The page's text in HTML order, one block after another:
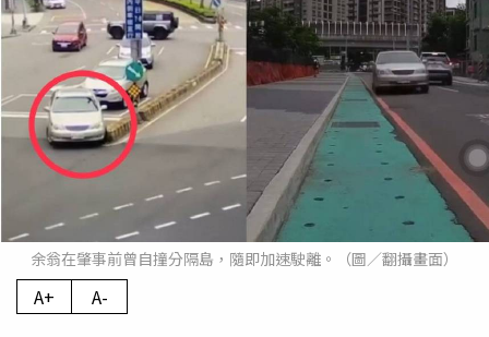
余翁在肇事前曾自撞分隔島，隨即加速駛離。（圖／翻攝畫面）
A+ A-